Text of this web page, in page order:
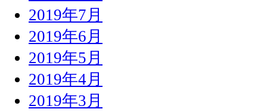
2019年7月
2019年6月
2019年5月
2019年4月
2019年3月